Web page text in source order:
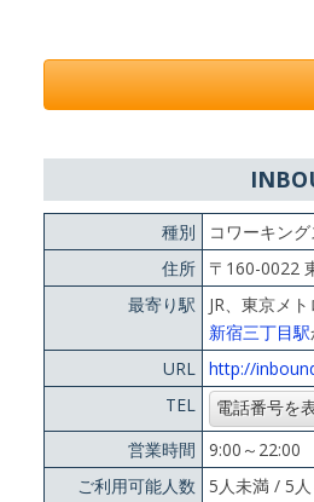
種別
コワーキン
住所
〒160-0022
最寄り駅
JR、東京メ
新宿三丁目駅
URL http://
TEL
営業時間
9:00～22:00
ご利用可能人数
5人未満 / 5